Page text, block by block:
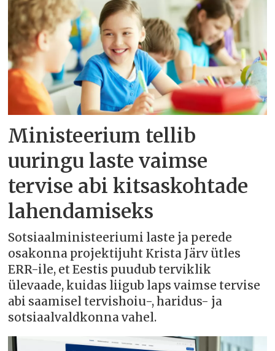
Ministeerium tellib
uuringu laste vaimse
tervise abi kitsaskohtade
lahendamiseks
Sotsiaalministeeriumi laste ja perede
osakonna projektijuht Krista Järv ütles
ERR-ile, et Eestis puudub terviklik
ülevaade, kuidas liigub laps vaimse tervise
abi saamisel tervishoiu-, haridus- ja
sotsiaalvaldkonna vahel.